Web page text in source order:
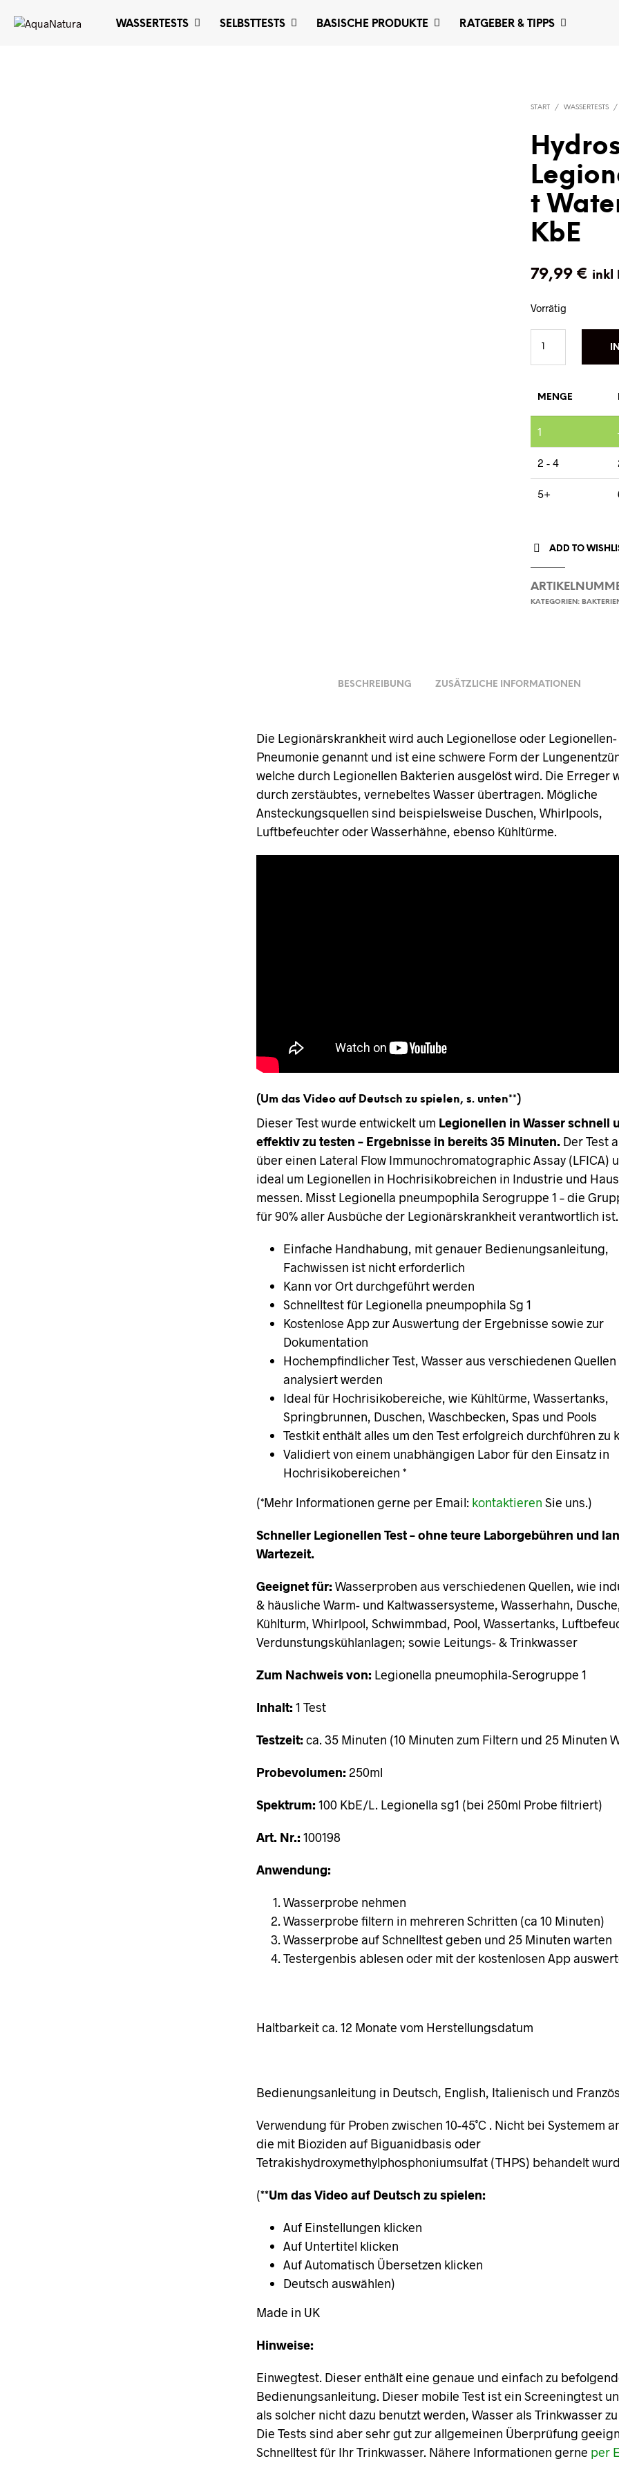
WASSERTESTS SELBSTTESTS BASISCHE PRODUKTE RATGEBER & TIPPS
START / WASSERTESTS /
t
KbE
79,99€ inkl
Vorrätig
MENGE
1
2 - 4
5+
ADD TO
KATEGORIEN:
BESCHREIBUNG ZUSÄTZLICHE INFORMATIONEN
Die Legionärskrankheit wird auch Legionellose oder Legionellen-
Pneumonie genannt und ist eine schwere Form der
welche durch Legionellen Bakterien ausgelöst wird. Die Erreger
durch zerstäubtes, vernebeltes Wasser übertragen. Mögliche
Ansteckungsquellen sind beispielsweise Duschen, Whirlpools,
Luftbefeuchter oder Wasserhähne, ebenso Kühltürme.
(Um das Video auf Deutsch zu spielen, s. unten**)
Dieser Test wurde entwickelt um Legionellen in Wasser schnell
effektiv zu testen – Ergebnisse in bereits 35 Minuten. Der Test
über einen Lateral Flow Immunochromatographic Assay (LFICA)
ideal um Legionellen in Hochrisikobreichen in Industrie und
messen. Misst Legionella pneumpophila Serogruppe 1 – die
für 90% aller Ausbüche der Legionärskrankheit verantwortlich ist.
Einfache Handhabung, mit genauer Bedienungsanleitung,
Fachwissen ist nicht erforderlich
Kann vor Ort durchgeführt werden
Schnelltest für Legionella pneumpophila Sg 1
Kostenlose App zur Auswertung der Ergebnisse sowie zur
Dokumentation
Hochempfindlicher Test, Wasser aus verschiedenen Quellen
analysiert werden
Ideal für Hochrisikobereiche, wie Kühltürme, Wassertanks,
Springbrunnen, Duschen, Waschbecken, Spas und Pools
Testkit enthält alles um den Test erfolgreich durchführen zu
Validiert von einem unabhängigen Labor für den Einsatz in
Hochrisikobereichen *
(*Mehr Informationen gerne per Email: kontaktieren Sie uns.)
Schneller Legionellen Test – ohne teure Laborgebühren und
Wartezeit.
Geeignet für:Wasserproben aus verschiedenen Quellen, wie
& häusliche Warm- und Kaltwassersysteme, Wasserhahn,
Kühlturm, Whirlpool, Schwimmbad, Pool, Wassertanks,
Verdunstungskühlanlagen; sowie Leitungs- & Trinkwasser
Zum Nachweis von: Legionella pneumophila-Serogruppe 1
Inhalt:1 Test
Testzeit:ca. 35 Minuten (10 Minuten zum Filtern und 25 Minuten
Probevolumen: 250ml
Spektrum:100 KbE/L. Legionella sg1 (bei 250ml Probe filtriert)
Art. Nr.:100198
Anwendung:
Wasserprobe nehmen
Wasserprobe filtern in mehreren Schritten (ca 10 Minuten)
Wasserprobe auf Schnelltest geben und 25 Minuten warten
Testergenbis ablesen oder mit der kostenlosen App
Haltbarkeit ca. 12 Monate vom Herstellungsdatum
Bedienungsanleitung in Deutsch, English, Italienisch und
Verwendung für Proben zwischen 10-45˚C . Nicht bei Systemem
die mit Bioziden auf Biguanidbasis oder
Tetrakishydroxymethylphosphoniumsulfat (THPS) behandelt
(**Um das Video auf Deutsch zu spielen:
Auf Einstellungen klicken
Auf Untertitel klicken
Auf Automatisch Übersetzen klicken
Deutsch auswählen)
Made in UK
Hinweise:
Einwegtest. Dieser enthält eine genaue und einfach zu
Bedienungsanleitung. Dieser mobile Test ist ein Screeningtest
als solcher nicht dazu benutzt werden, Wasser als Trinkwasser
Die Tests sind aber sehr gut zur allgemeinen Überprüfung
Schnelltest für Ihr Trinkwasser. Nähere Informationen gerne per